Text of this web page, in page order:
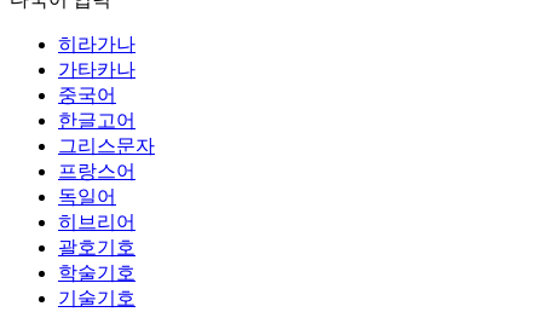
히라가나
가타카나
중국어
한글고어
그리스문자
프랑스어
독일어
히브리어
괄호기호
학술기호
기술기호